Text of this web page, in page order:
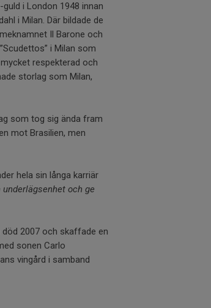
i London 1948 innan
i Milan. Där bildade de
Il Barone och
i Milan som
respekterad och
storlag som Milan,
som tog sig ända fram
mot Brasilien, men
hela sin långa karriär
och ge
2007 och skaffade en
sonen Carlo
vingård i samband